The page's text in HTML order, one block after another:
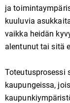
ja
kuuluvia
vaikka heidän
alentunut tai sitä
Toteutusprosessi
kaupungeissa,